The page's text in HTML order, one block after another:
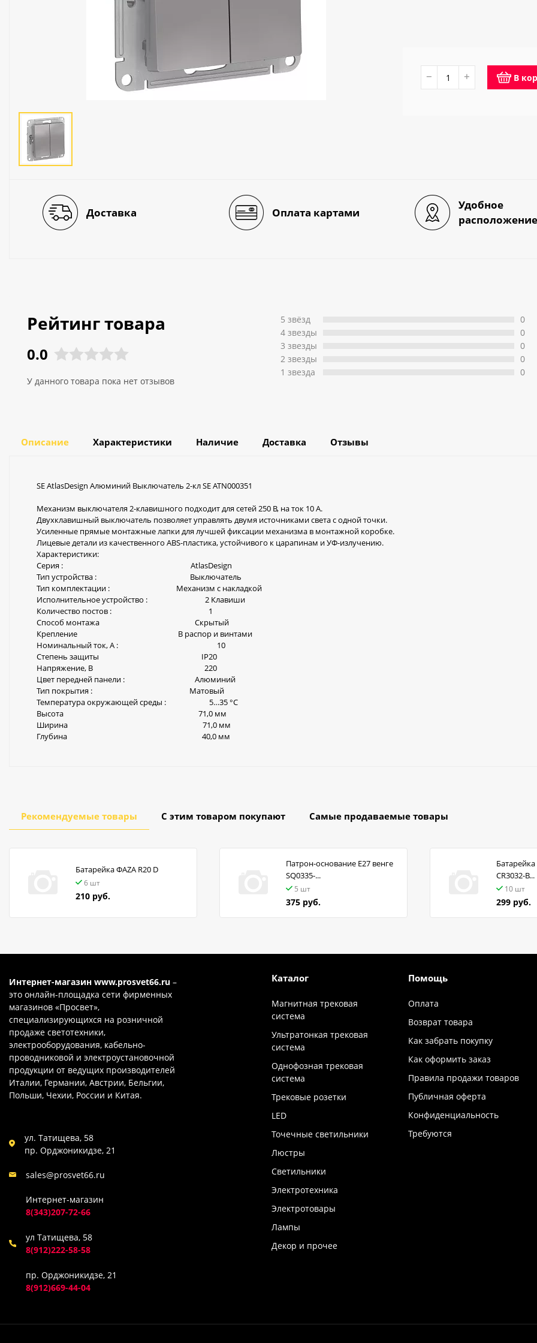
Декор и прочее
− + В
Доставка Оплата картами
Удобное
расположение
Рейтинг товара
0.0
У данного товара пока нет отзывов
5 звёзд
4 звeзды
3 звeзды
2 звeзды
1 звeзда
0
0
0
0
0
Описание Характеристики Наличие Доставка Отзывы
SE AtlasDesign Алюминий Выключатель 2-кл SE ATN000351
Механизм выключателя 2-клавишного подходит для сетей 250 В, на ток 10 А.
Двухклавишный выключатель позволяет управлять двумя источниками света с одной точки.
Усиленные прямые монтажные лапки для лучшей фиксации механизма в монтажной коробке.
Лицевые детали из качественного ABS-пластика, устойчивого к царапинам и УФ-излучению.
Характеристики:
Серия : AtlasDesign
Тип устройства : Выключатель
Тип комплектации : Механизм с накладкой
Исполнительное устройство : 2 Клавиши
Количество постов : 1
Способ монтажа Скрытый
Крепление В распор и винтами
Номинальный ток, А : 10
Степень защиты IP20
Напряжение, В 220
Цвет передней панели : Алюминий
Тип покрытия : Матовый
Температура окружающей среды : 5…35 °C
Высота 71,0 мм
Ширина 71,0 мм
Глубина 40,0 мм
Рекомендуемые товары С этим товаром покупают Самые продаваемые товары
Батарейка ФАZA R20 D
6 шт
210 руб.
Патрон-основание Е27 венге
SQ0335-...
5 шт
375 руб.
CR3032-B...
10 шт
299 руб.
Интернет-магазин www.prosvet66.ru –
это онлайн-площадка сети фирменных
магазинов «Просвет»,
специализирующихся на розничной
продаже светотехники,
электрооборудования, кабельно-
проводниковой и электроустановочной
продукции от ведущих производителей
Италии, Германии, Австрии, Бельгии,
Польши, Чехии, России и Китая.
ул. Татищева, 58
пр. Орджоникидзе, 21
sales@prosvet66.ru
Интернет-магазин
8(343)207-72-66
ул Татищева, 58
8(912)222-58-58
пр. Орджоникидзе, 21
8(912)669-44-04
Каталог
Магнитная трековая
система
Ультратонкая трековая
система
Однофозная трековая
система
Трековые розетки
LED
Точечные светильники
Люстры
Светильники
Электротехника
Электротовары
Лампы
Декор и прочее
Помощь
Оплата
Возврат товара
Как забрать покупку
Как оформить заказ
Правила продажи товаров
Публичная оферта
Конфиденциальность
Требуются